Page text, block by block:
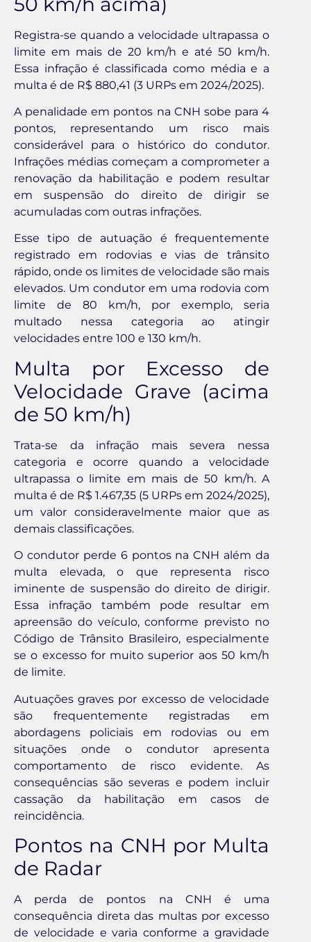
Registra-se quando a velocidade ultrapassa o
limite em mais de 20 km/h e até 50 km/h.
Essa infração é classificada como média e a
multa é de R$ 880,41 (3 URPs em 2024/2025).
A penalidade em pontos na CNH sobe para 4
pontos, representando um risco mais
considerável para o histórico do condutor.
Infrações médias começam a comprometer a
renovação da habilitação e podem resultar
em suspensão do direito de dirigir se
acumuladas com outras infrações.
Esse tipo de autuação é frequentemente
registrado em rodovias e vias de trânsito
rápido, onde os limites de velocidade são mais
elevados. Um condutor em uma rodovia com
limite de 80 km/h, por exemplo, seria
multado nessa categoria ao atingir
velocidades entre 100 e 130 km/h.
Multa por Excesso de
Velocidade Grave (acima
de 50 km/h)
Trata-se da infração mais severa nessa
categoria e ocorre quando a velocidade
ultrapassa o limite em mais de 50 km/h. A
multa é de R$ 1.467,35 (5 URPs em 2024/2025),
um valor consideravelmente maior que as
demais classificações.
O condutor perde 6 pontos na CNH além da
multa elevada, o que representa risco
iminente de suspensão do direito de dirigir.
Essa infração também pode resultar em
apreensão do veículo, conforme previsto no
Código de Trânsito Brasileiro, especialmente
se o excesso for muito superior aos 50 km/h
de limite.
Autuações graves por excesso de velocidade
são frequentemente registradas em
abordagens policiais em rodovias ou em
situações onde o condutor apresenta
comportamento de risco evidente. As
consequências são severas e podem incluir
cassação da habilitação em casos de
reincidência.
Pontos na CNH por Multa
de Radar
A perda de pontos na CNH é uma
consequência direta das multas por excesso
de velocidade e varia conforme a gravidade